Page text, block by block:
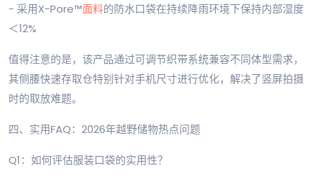
- 采用X-Pore™面料的防水口袋在持续降雨环境下保持内部湿度
＜12%
值得注意的是，该产品通过可调节织带系统兼容不同体型需求，
其侧腰快速存取仓特别针对手机尺寸进行优化，解决了竖屏拍摄
时的取放难题。
四、实用FAQ：2026年越野储物热点问题
Q1：如何评估服装口袋的实用性？